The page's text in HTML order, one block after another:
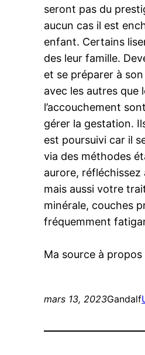
seront pas du
aucun cas il est
enfant. Certains
des leur famille.
et se préparer à
avec les autres que
l’accouchement
gérer la gestation.
est poursuivi car il
via des méthodes
aurore,
mais aussi votre
minérale, couches
fréquemment
Ma source à propos
mars 13, 2023Gandalf